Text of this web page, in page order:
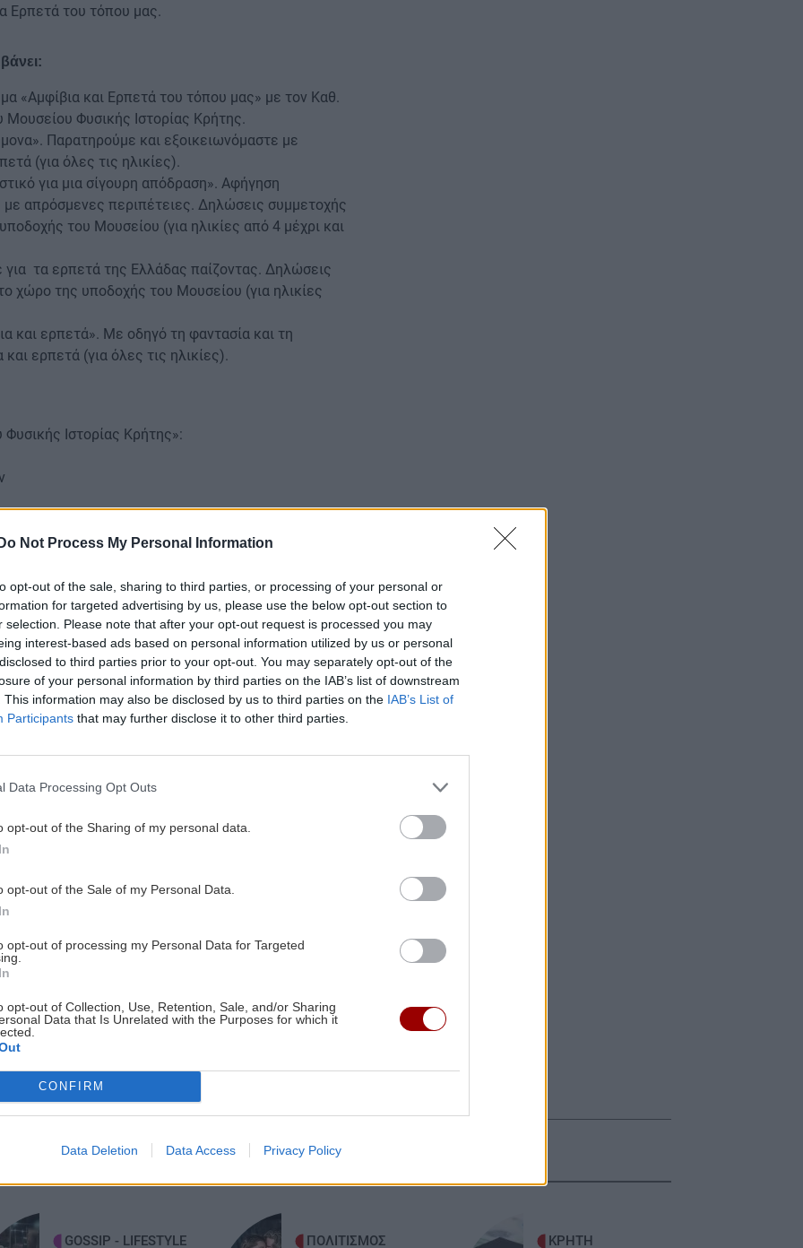
Do Not Process My Personal Information
opt-out of the sale, sharing to third parties, or processing of your personal or
for targeted advertising by us, please use the below opt-out section to
selection. Please note that after your opt-out request is processed you may
interest-based ads based on personal information utilized by us or personal
to third parties prior to your opt-out. You may separately opt-out of the
of your personal information by third parties on the IAB’s list of downstream
This information may also be disclosed by us to third parties on the IAB’s List of
Participants that may further disclose it to other third parties.
Data Processing Opt Outs
opt-out of the Sharing of my personal data.
opt-out of the Sale of my Personal Data.
opt-out of processing my Personal Data for Targeted
opt-out of Collection, Use, Retention, Sale, and/or Sharing
Data that Is Unrelated with the Purposes for which it
CONFIRM
Data Deletion Data Access Privacy Policy
Ερπετά του τόπου μας.
«Αμφίβια και Eρπετά του τόπου μας» με τον Καθ.
Φυσικής Ιστορίας Κρήτης.
Παρατηρούμε και εξοικειωνόμαστε με
(για όλες τις ηλικίες).
για μια σίγουρη απόδραση». Αφήγηση
με απρόσμενες περιπέτειες. Δηλώσεις συμμετοχής
του Μουσείου (για ηλικίες από 4 μέχρι και
τα ερπετά της Ελλάδας παίζοντας. Δηλώσεις
χώρο της υποδοχής του Μουσείου (για ηλικίες
και ερπετά». Με οδηγό τη φαντασία και τη
ερπετά (για όλες τις ηλικίες).
Ιστορίας Κρήτης»:
Newsκαι μάθετε πρώτοι όλες τις ειδήσεις για
20:55
19:55
ΚΡΗΤΗ
για ανήλικη
ασφαλτοστρώσεις σε Ικάρου και
ΟΟΣΑ: Πρωταθλήτρια στην απώλεια
ΚΡΗΤΗ
Ανακοινώθηκαν οι τιμές των
– Πρεμιέρα στις 21 Αυγούστου
Ινδία: Φονικές πλημμύρες και μεγάλες
οι ειδήσεις
GOSSIP - LIFESTYLE ΠΟΛΙΤΙΣΜΟΣ ΚΡΗΤΗ